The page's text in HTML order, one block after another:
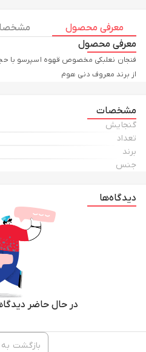
معرفی محصول
معرفی محصول
از برند معروف دنی هوم
مشخصات
گنجایش
تعداد
برند
جنس
دیدگاه‌ها
در حال حاضر
بازگشت به